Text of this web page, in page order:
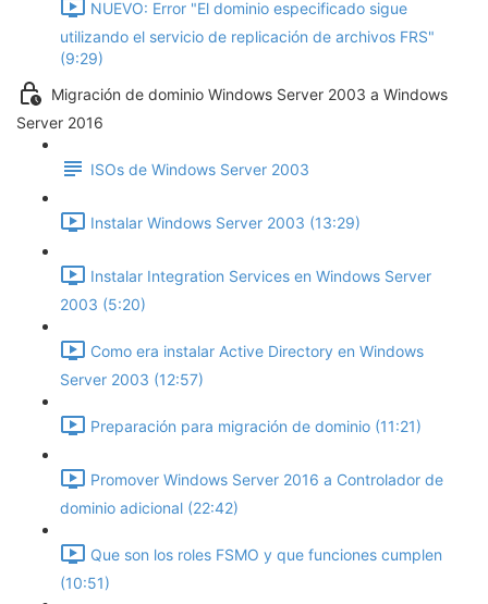
NUEVO: Error "El dominio especificado sigue
utilizando el servicio de replicación de archivos FRS"
(9:29)
Migración de dominio Windows Server 2003 a Windows
Server 2016
ISOs de Windows Server 2003
Instalar Windows Server 2003 (13:29)
Instalar Integration Services en Windows Server
2003 (5:20)
Como era instalar Active Directory en Windows
Server 2003 (12:57)
Preparación para migración de dominio (11:21)
Promover Windows Server 2016 a Controlador de
dominio adicional (22:42)
Que son los roles FSMO y que funciones cumplen
(10:51)